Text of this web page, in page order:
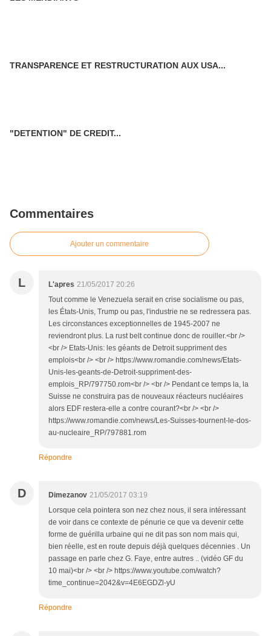
TRANSPARENCE ET RESTRUCTURATION AUX USA...
"DETENTION" DE CREDIT...
Commentaires
Ajouter un commentaire
L L'apres 21/05/2017 20:26
Tout comme le Venezuela serait en crise socialisme ou pas,
les États-Unis, Trump ou pas, l'industrie ne se redressera pas.
Les circonstances exceptionnelles de 1945-2007 ne
reviendront plus. La rust belt continue donc de rouiller.<br />
<br /> Etats-Unis: les géants de Detroit suppriment des
emplois<br /> <br /> https://www.romandie.com/news/Etats-
Unis-les-geants-de-Detroit-suppriment-des-
emplois_RP/797750.rom<br /> <br /> Pendant ce temps la, la
Suisse ne construira pas de nouveaux réacteurs nucléaires
alors EDF restera-elle a contre courant?<br /> <br />
https://www.romandie.com/news/Les-Suisses-tournent-le-dos-
au-nucleaire_RP/797881.rom
Répondre
D Dimezanov 21/05/2017 03:19
Lorsque cela pointera son nez chez nous, il sera intéressant
de voir dans ce contexte de pénurie ce que va devenir cette
forme de guérilla urbaine qui ne dit pas son nom mais qui,
bien réelle, est en route depuis déjà quelques décennies . Un
passage en parle chez G. Faye, entre autres .. (vidéo GF du
10 mai)<br /> <br /> https://www.youtube.com/watch?
time_continue=2042&v=4E6EGDZl-yU
Répondre